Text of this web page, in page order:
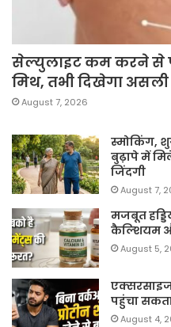
सेल्युलाइट कम करने से
मिथ, तभी दिखेगा असली
August 7, 2026
स्मोकिंग,
बुढ़ापे में
जिंदगी
August 7,
मजबूत
कैल्शियम
August 5,
एक्सरसाइज
पहुंचा
August 4,